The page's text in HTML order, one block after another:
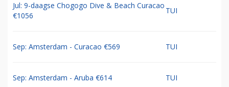
Jul: 9-daagse Chogogo Dive & Beach Curacao
€1056
TUI
Sep: Amsterdam - Curacao €569 TUI
Sep: Amsterdam - Aruba €614 TUI